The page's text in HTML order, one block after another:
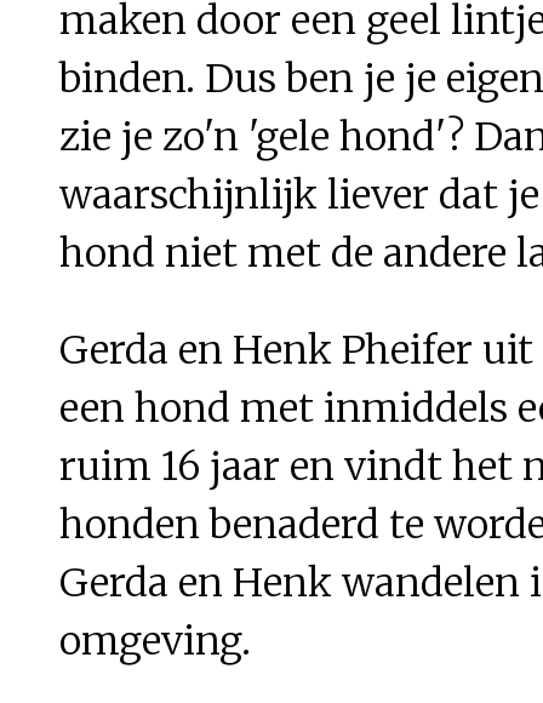
maken door een geel
binden. Dus ben je je
zie je zo'n 'gele hond'?
waarschijnlijk liever dat
hond niet met de andere
Gerda en Henk Pheifer
een hond met inmiddels
ruim 16 jaar en vindt het
honden benaderd te
Gerda en Henk wandelen
omgeving.